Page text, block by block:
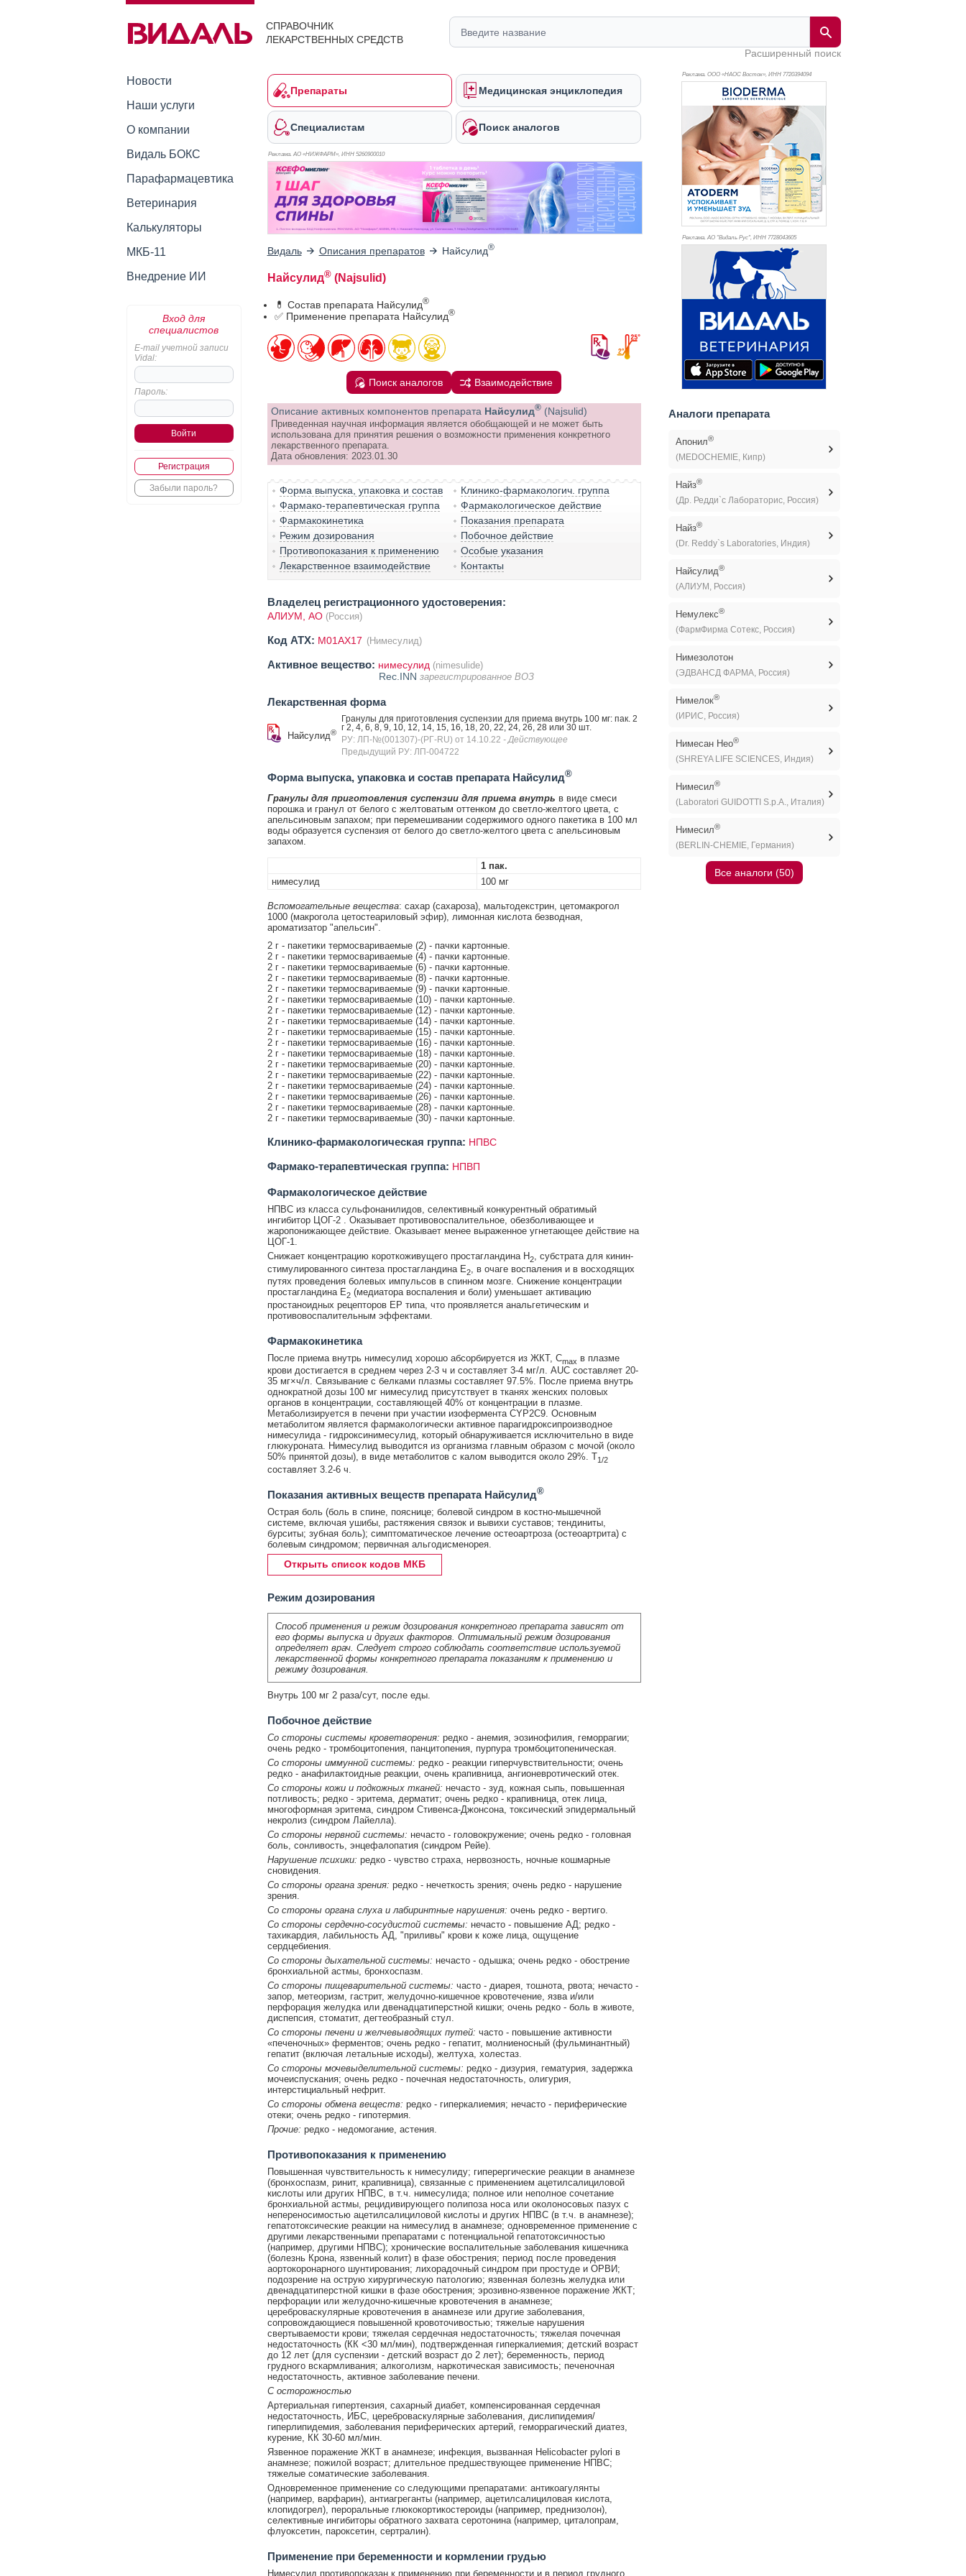
СПРАВОЧНИК
ЛЕКАРСТВЕННЫХ СРЕДСТВ
Расширенный поиск
Новости
Наши услуги
О компании
Видаль БОКС
Парафармацевтика
Ветеринария
Калькуляторы
МКБ-11
Внедрение ИИ
Вход для
специалистов
E-mail учетной записи
Vidal:
Пароль:
Регистрация
Забыли пароль?
Препараты Медицинская энциклопедия
Специалистам Поиск аналогов
Реклама. АО «НИЖФАРМ», ИНН 5260900010
Видаль Описания препаратов Найсулид®
Найсулид®(Najsulid)
💊 Состав препарата Найсулид®
✅ Применение препарата Найсулид®
Поиск аналогов Взаимодействие
Описание активных компонентов препарата Найсулид® (Najsulid)
Приведенная научная информация является обобщающей и не может быть
использована для принятия решения о возможности применения конкретного
лекарственного препарата.
Дата обновления: 2023.01.30
Форма выпуска, упаковка и состав
Клинико-фармакологич. группа
Фармако-терапевтическая группа
Фармакологическое действие
Фармакокинетика
Показания препарата
Режим дозирования
Побочное действие
Противопоказания к применению
Особые указания
Лекарственное взаимодействие
Контакты
Владелец регистрационного удостоверения:
АЛИУМ, АО (Россия)
Код ATX: M01AX17 (Нимесулид)
Активное вещество: нимесулид (nimesulide)
Rec.INN зарегистрированное ВОЗ
Лекарственная форма
Найсулид®
Гранулы для приготовления суспензии для приема внутрь 100 мг: пак. 2
г 2, 4, 6, 8, 9, 10, 12, 14, 15, 16, 18, 20, 22, 24, 26, 28 или 30 шт.
РУ: ЛП-№(001307)-(РГ-RU) от 14.10.22 - Действующее
Предыдущий РУ: ЛП-004722
Форма выпуска, упаковка и состав препарата Найсулид®
Гранулы для приготовления суспензии для приема внутрь в виде смеси
порошка и гранул от белого с желтоватым оттенком до светло-желтого цвета, с
апельсиновым запахом; при перемешивании содержимого одного пакетика в 100 мл
воды образуется суспензия от белого до светло-желтого цвета с апельсиновым
запахом.
1 пак.
нимесулид
100 мг
Вспомогательные вещества: сахар (сахароза), мальтодекстрин, цетомакрогол
1000 (макрогола цетостеариловый эфир), лимонная кислота безводная,
ароматизатор "апельсин".
2 г - пакетики термосвариваемые (2) - пачки картонные.
2 г - пакетики термосвариваемые (4) - пачки картонные.
2 г - пакетики термосвариваемые (6) - пачки картонные.
2 г - пакетики термосвариваемые (8) - пачки картонные.
2 г - пакетики термосвариваемые (9) - пачки картонные.
2 г - пакетики термосвариваемые (10) - пачки картонные.
2 г - пакетики термосвариваемые (12) - пачки картонные.
2 г - пакетики термосвариваемые (14) - пачки картонные.
2 г - пакетики термосвариваемые (15) - пачки картонные.
2 г - пакетики термосвариваемые (16) - пачки картонные.
2 г - пакетики термосвариваемые (18) - пачки картонные.
2 г - пакетики термосвариваемые (20) - пачки картонные.
2 г - пакетики термосвариваемые (22) - пачки картонные.
2 г - пакетики термосвариваемые (24) - пачки картонные.
2 г - пакетики термосвариваемые (26) - пачки картонные.
2 г - пакетики термосвариваемые (28) - пачки картонные.
2 г - пакетики термосвариваемые (30) - пачки картонные.
Клинико-фармакологическая группа: НПВС
Фармако-терапевтическая группа: НПВП
Фармакологическое действие
НПВС из класса сульфонанилидов, селективный конкурентный обратимый
ингибитор ЦОГ-2 . Оказывает противовоспалительное, обезболивающее и
жаропонижающее действие. Оказывает менее выраженное угнетающее действие на
ЦОГ-1.
Снижает концентрацию короткоживущего простагландина Н2, субстрата для кинин-
стимулированного синтеза простагландина Е2, в очаге воспаления и в восходящих
путях проведения болевых импульсов в спинном мозге. Снижение концентрации
простагландина Е2(медиатора воспаления и боли) уменьшает активацию
простаноидных рецепторов ЕР типа, что проявляется анальгетическим и
противовоспалительным эффектами.
Фармакокинетика
После приема внутрь нимесулид хорошо абсорбируется из ЖКТ, Cmax в плазме
крови достигается в среднем через 2-3 ч и составляет 3-4 мг/л. AUC составляет 20-
35 мг×ч/л. Связывание с белками плазмы составляет 97.5%. После приема внутрь
однократной дозы 100 мг нимесулид присутствует в тканях женских половых
органов в концентрации, составляющей 40% от концентрации в плазме.
Метаболизируется в печени при участии изофермента CYP2C9. Основным
метаболитом является фармакологически активное парагидроксипроизводное
нимесулида - гидроксинимесулид, который обнаруживается исключительно в виде
глюкуроната. Нимесулид выводится из организма главным образом с мочой (около
50% принятой дозы), в виде метаболитов с калом выводится около 29%. T1/2
составляет 3.2-6 ч.
Показания активных веществ препарата Найсулид®
Острая боль (боль в спине, пояснице; болевой синдром в костно-мышечной
системе, включая ушибы, растяжения связок и вывихи суставов; тендиниты,
бурситы; зубная боль); симптоматическое лечение остеоартроза (остеоартрита) с
болевым синдромом; первичная альгодисменорея.
Открыть список кодов МКБ
Режим дозирования
Способ применения и режим дозирования конкретного препарата зависят от
его формы выпуска и других факторов. Оптимальный режим дозирования
определяет врач. Следует строго соблюдать соответствие используемой
лекарственной формы конкретного препарата показаниям к применению и
режиму дозирования.
Внутрь 100 мг 2 раза/сут, после еды.
Побочное действие
Со стороны системы кроветворения: редко - анемия, эозинофилия, геморрагии;
очень редко - тромбоцитопения, панцитопения, пурпура тромбоцитопеническая.
Со стороны иммунной системы: редко - реакции гиперчувствительности; очень
редко - анафилактоидные реакции, очень крапивница, ангионевротический отек.
Со стороны кожи и подкожных тканей: нечасто - зуд, кожная сыпь, повышенная
потливость; редко - эритема, дерматит; очень редко - крапивница, отек лица,
многоформная эритема, синдром Стивенса-Джонсона, токсический эпидермальный
некролиз (синдром Лайелла).
Со стороны нервной системы: нечасто - головокружение; очень редко - головная
боль, сонливость, энцефалопатия (синдром Рейе).
Нарушение психики: редко - чувство страха, нервозность, ночные кошмарные
сновидения.
Со стороны органа зрения: редко - нечеткость зрения; очень редко - нарушение
зрения.
Со стороны органа слуха и лабиринтные нарушения: очень редко - вертиго.
Со стороны сердечно-сосудистой системы: нечасто - повышение АД; редко -
тахикардия, лабильность АД, "приливы" крови к коже лица, ощущение
сердцебиения.
Со стороны дыхательной системы: нечасто - одышка; очень редко - обострение
бронхиальной астмы, бронхоспазм.
Со стороны пищеварительной системы: часто - диарея, тошнота, рвота; нечасто -
запор, метеоризм, гастрит, желудочно-кишечное кровотечение, язва и/или
перфорация желудка или двенадцатиперстной кишки; очень редко - боль в животе,
диспепсия, стоматит, дегтеобразный стул.
Со стороны печени и желчевыводящих путей: часто - повышение активности
«печеночных» ферментов; очень редко - гепатит, молниеносный (фульминантный)
гепатит (включая летальные исходы), желтуха, холестаз.
Со стороны мочевыделительной системы: редко - дизурия, гематурия, задержка
мочеиспускания; очень редко - почечная недостаточность, олигурия,
интерстициальный нефрит.
Со стороны обмена веществ: редко - гиперкалиемия; нечасто - периферические
отеки; очень редко - гипотермия.
Прочие: редко - недомогание, астения.
Противопоказания к применению
Повышенная чувствительность к нимесулиду; гиперергические реакции в анамнезе
(бронхоспазм, ринит, крапивница), связанные с применением ацетилсалициловой
кислоты или других НПВС, в т.ч. нимесулида; полное или неполное сочетание
бронхиальной астмы, рецидивирующего полипоза носа или околоносовых пазух с
непереносимостью ацетилсалициловой кислоты и других НПВС (в т.ч. в анамнезе);
гепатотоксические реакции на нимесулид в анамнезе; одновременное применение с
другими лекарственными препаратами с потенциальной гепатотоксичностью
(например, другими НПВС); хронические воспалительные заболевания кишечника
(болезнь Крона, язвенный колит) в фазе обострения; период после проведения
аортокоронарного шунтирования; лихорадочный синдром при простуде и ОРВИ;
подозрение на острую хирургическую патологию; язвенная болезнь желудка или
двенадцатиперстной кишки в фазе обострения; эрозивно-язвенное поражение ЖКТ;
перфорации или желудочно-кишечные кровотечения в анамнезе;
цереброваскулярные кровотечения в анамнезе или другие заболевания,
сопровождающиеся повышенной кровоточивостью; тяжелые нарушения
свертываемости крови; тяжелая сердечная недостаточность; тяжелая почечная
недостаточность (КК <30 мл/мин), подтвержденная гиперкалиемия; детский возраст
до 12 лет (для суспензии - детский возраст до 2 лет); беременность, период
грудного вскармливания; алкоголизм, наркотическая зависимость; печеночная
недостаточность, активное заболевание печени.
С осторожностью
Артериальная гипертензия, сахарный диабет, компенсированная сердечная
недостаточность, ИБС, цереброваскулярные заболевания, дислипидемия/
гиперлипидемия, заболевания периферических артерий, геморрагический диатез,
курение, КК 30-60 мл/мин.
Язвенное поражение ЖКТ в анамнезе; инфекция, вызванная Helicobacter pylori в
анамнезе; пожилой возраст; длительное предшествующее применение НПВС;
тяжелые соматические заболевания.
Одновременное применение со следующими препаратами: антикоагулянты
(например, варфарин), антиагреганты (например, ацетилсалициловая кислота,
клопидогрел), пероральные глюкокортикостероиды (например, преднизолон),
селективные ингибиторы обратного захвата серотонина (например, циталопрам,
флуоксетин, пароксетин, сертралин).
Применение при беременности и кормлении грудью
Нимесулид противопоказан к применению при беременности и в период грудного
Реклама. ООО «НАОС Восток», ИНН 7720394094
Реклама. АО "Видаль Рус", ИНН 7728043605
Аналоги препарата
Апонил®
(MEDOCHEMIE, Кипр)
Найз®
(Др. Редди`с Лабораторис, Россия)
Найз®
(Dr. Reddy`s Laboratories, Индия)
Найсулид®
(АЛИУМ, Россия)
Немулекс®
(ФармФирма Сотекс, Россия)
Нимезолотон
(ЭДВАНСД ФАРМА, Россия)
Нимелок®
(ИРИС, Россия)
Нимесан Нео®
(SHREYA LIFE SCIENCES, Индия)
Нимесил®
(Laboratori GUIDOTTI S.p.A., Италия)
Нимесил®
(BERLIN-CHEMIE, Германия)
Все аналоги (50)